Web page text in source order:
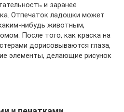
и заранее
Отпечаток ладошки может
нибудь животным,
После того, как краска на
дорисовываются глаза,
элементы, делающие рисунок